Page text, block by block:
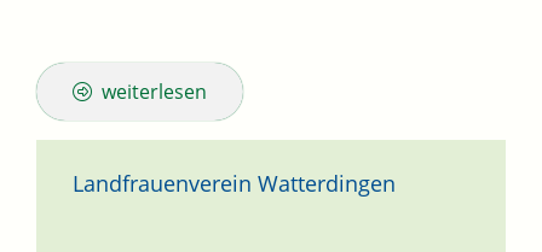
weiterlesen
Landfrauenverein Watterdingen